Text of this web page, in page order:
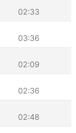
02:33
03:36
02:09
02:36
02:48